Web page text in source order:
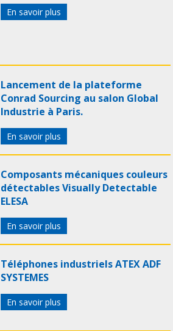
En savoir plus
Lancement de la plateforme
Conrad Sourcing au salon Global
Industrie à Paris.
En savoir plus
Composants mécaniques couleurs
détectables Visually Detectable
ELESA
En savoir plus
Téléphones industriels ATEX ADF
SYSTEMES
En savoir plus